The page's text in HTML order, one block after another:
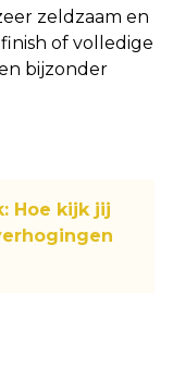
zeldzaam en
of volledige
bijzonder
Hoe kijk jij